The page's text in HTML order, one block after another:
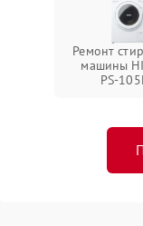
Ремонт
машины
PS-